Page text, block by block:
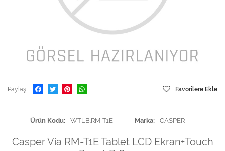
Paylaş Favorilere Ekle
Ürün Kodu WTLB.RM-T1E Marka CASPER
Casper Via RM-T1E Tablet LCD Ekran+Touch